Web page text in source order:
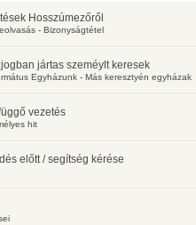
Hosszúmezőről
- Bizonyságtétel
jártas szeméylt keresek
Egyházunk - Más keresztyén egyházak
vezetés
hit
előtt / segítség kérése